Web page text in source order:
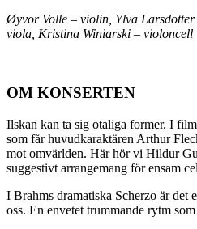
Øyvor Volle – violin , Ylva
viola, Kristina Winiarski – violoncell
OM KONSERTEN
Ilskan kan ta sig otaliga former. I
som får huvudkaraktären Arthur
mot omvärlden. Här hör vi Hildur
suggestivt arrangemang för ensam
I Brahms dramatiska Scherzo är det
oss. En envetet trummande rytm